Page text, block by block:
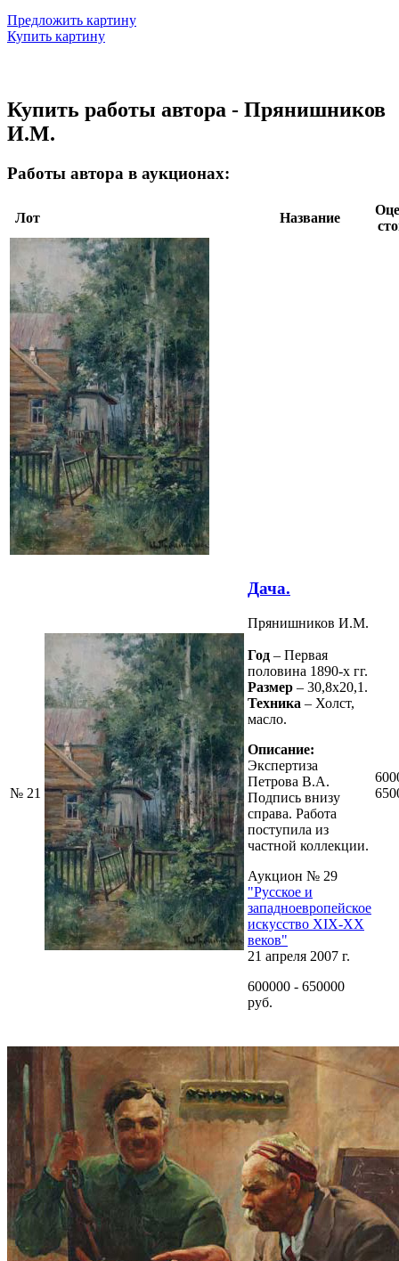
Предложить картину
Купить картину
Купить работы автора - Прянишников
И.М.
Работы автора в аукционах:
Лот Название
№ 21
Дача.
Прянишников И.М.
Год – Первая
половина 1890-х гг.
Размер – 30,8х20,1.
Техника – Холст,
масло.
Описание:
Экспертиза
Петрова В.А.
Подпись внизу
справа. Работа
поступила из
частной коллекции.
Аукцион № 29
"Русское и
западноевропейское
искусство XIX-XX
веков"
21 апреля 2007 г.
600000 - 650000
руб.